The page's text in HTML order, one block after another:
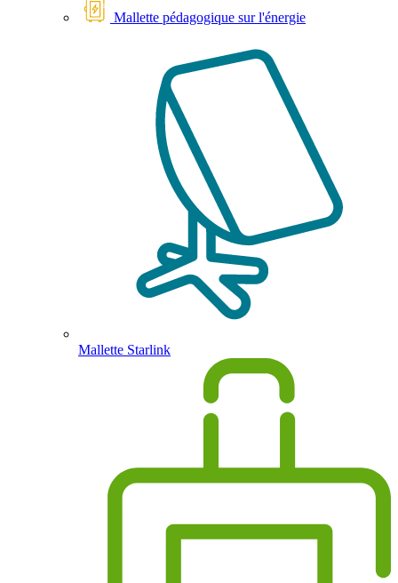
Mallette pédagogique sur l'énergie
Mallette Starlink